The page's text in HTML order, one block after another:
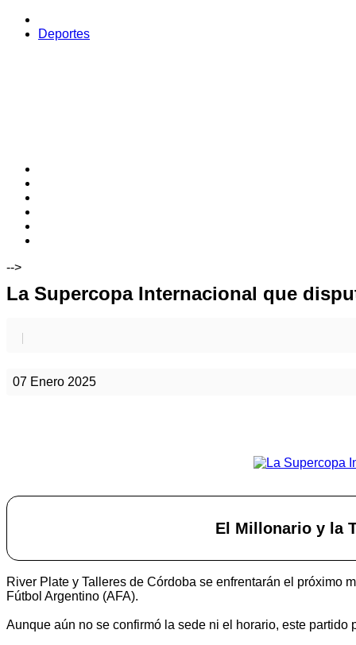
Deportes
-->
La Supercopa Internacional que
07 Enero 2025
El Millonario y la
River Plate y Talleres de Córdoba se enfrentarán el próximo
Fútbol Argentino (AFA).
Aunque aún no se confirmó la sede ni el horario, este